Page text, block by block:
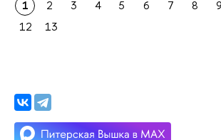
1 2 3 4 5 6 7 8 9
12
13